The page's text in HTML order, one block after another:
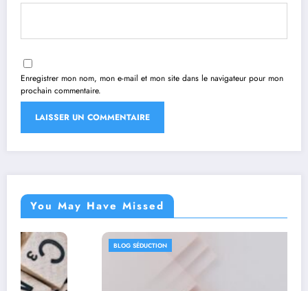
Enregistrer mon nom, mon e-mail et mon site dans le navigateur pour mon
prochain commentaire.
You May Have Missed
BLOG SÉDUCTION